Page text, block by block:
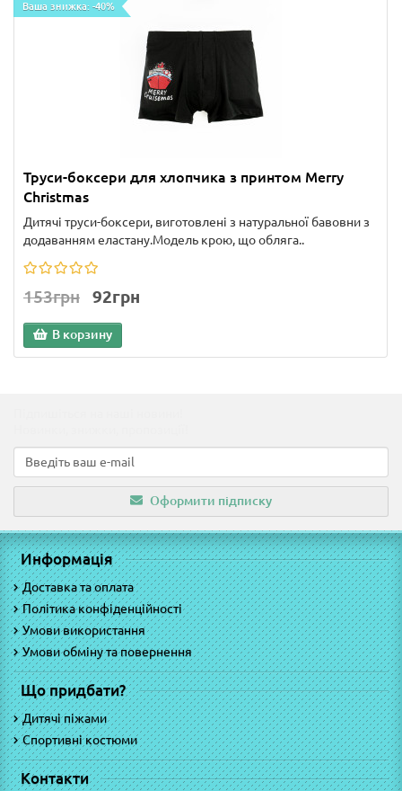
Ваша знижка: -40%
Труси-боксери для хлопчика з принтом Merry
Christmas
Дитячі труси-боксери, виготовлені з натуральної бавовни з
додаванням еластану.Модель крою, що обляга..
153грн 92грн
В корзину
Оформити підписку
Информація
Доставка та оплата
Політика конфіденційності
Умови використання
Умови обміну та повернення
Що придбати?
Дитячі піжами
Спортивні костюми
Контакти